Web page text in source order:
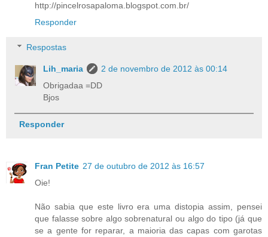
http://pincelrosapaloma.blogspot.com.br/
Responder
Respostas
Lih_maria
2 de novembro de 2012 às 00:14
Obrigadaa =DD
Bjos
Responder
Fran Petite 27 de outubro de 2012 às 16:57
Oie!
Não sabia que este livro era uma distopia assim, pensei
que falasse sobre algo sobrenatural ou algo do tipo (já que
se a gente for reparar, a maioria das capas com garotas